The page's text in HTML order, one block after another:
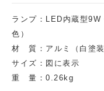
ランプ：LED内蔵型9W
色）
材 質：アルミ（白塗
サイズ：図に表示
重 量：0.26kg